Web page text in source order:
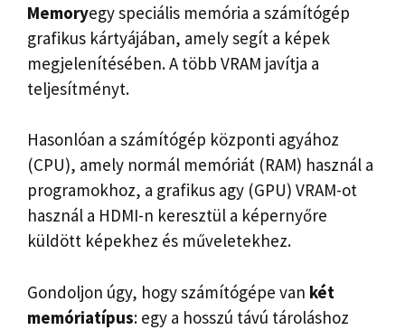
Memoryegy speciális memória a számítógép
grafikus kártyájában, amely segít a képek
megjelenítésében. A több VRAM javítja a
teljesítményt.
Hasonlóan a számítógép központi agyához
(CPU), amely normál memóriát (RAM) használ a
programokhoz, a grafikus agy (GPU) VRAM-ot
használ a HDMI-n keresztül a képernyőre
küldött képekhez és műveletekhez.
Gondoljon úgy, hogy számítógépe van két
memóriatípus: egy a hosszú távú tároláshoz